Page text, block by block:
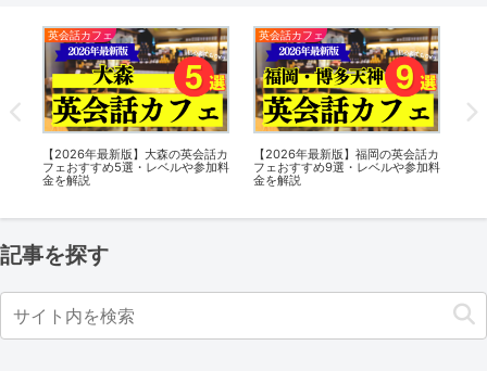
英会話カフェ
【2026年最新版】神田の英会話カ
フェおすすめ5選・レベルや参加料
金を解説
英会話カフェ
【2026年最新版】山形の英会話カ
フェおすすめ7選・レベルや参加料
金を解説
記事を探す